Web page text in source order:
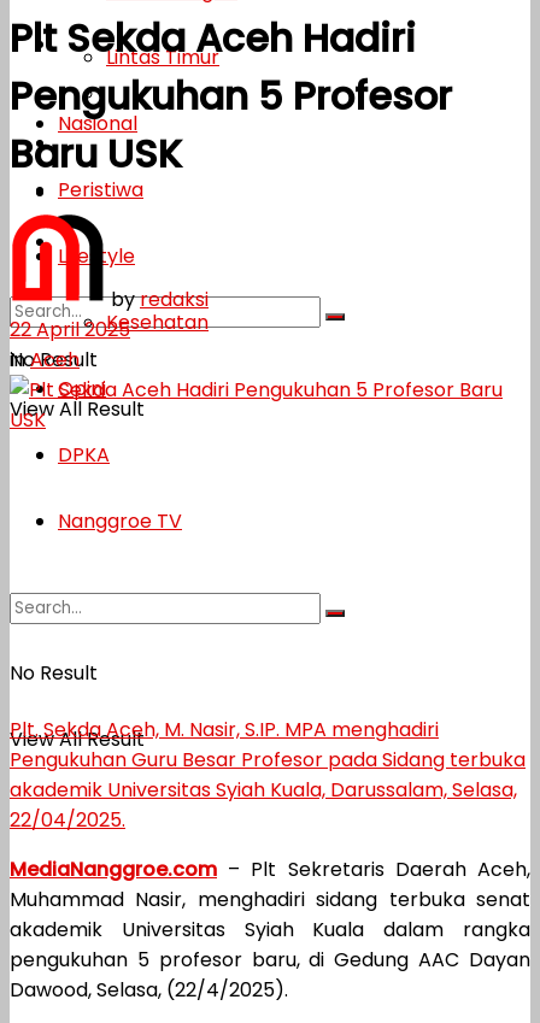
Lifestyle
Kesehatan
Opini
DPKA
Nanggroe TV
No Result
View All Result
Lintas Timur
Nasional
Peristiwa
Lifestyle
Kesehatan
Opini
DPKA
Nanggroe TV
No Result
View All Result
Plt Sekda Aceh Hadiri
Pengukuhan 5 Profesor
Baru USK
byredaksi
22 April 2025
inAceh
Plt. Sekda Aceh, M. Nasir, S.IP. MPA menghadiri
Pengukuhan Guru Besar Profesor pada Sidang terbuka
akademik Universitas Syiah Kuala, Darussalam, Selasa,
22/04/2025.
MediaNanggroe.com – Plt Sekretaris Daerah Aceh,
Muhammad Nasir, menghadiri sidang terbuka senat
akademik Universitas Syiah Kuala dalam rangka
pengukuhan 5 profesor baru, di Gedung AAC Dayan
Dawood, Selasa, (22/4/2025).